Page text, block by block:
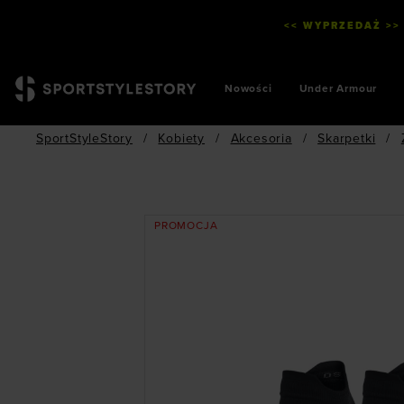
<< WYPRZEDAŻ
Nowości Under Armour
SportStyleStory / Kobiety / Akcesoria / Skarpetki /
PROMOCJA